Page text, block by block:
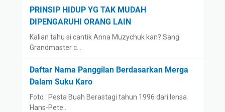
PRINSIP HIDUP YG TAK MUDAH
DIPENGARUHI ORANG LAIN
Kalian tahu si cantik Anna Muzychuk kan? Sang
Grandmaster c…
Daftar Nama Panggilan Berdasarkan Merga
Dalam Suku Karo
Foto : Pesta Buah Berastagi tahun 1996 dari lensa
Hans-Pete…